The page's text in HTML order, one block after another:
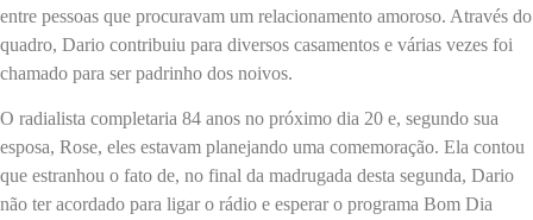
entre pessoas que procuravam um relacionamento amoroso. Através do
quadro, Dario contribuiu para diversos casamentos e várias vezes foi
chamado para ser padrinho dos noivos.
O radialista completaria 84 anos no próximo dia 20 e, segundo sua
esposa, Rose, eles estavam planejando uma comemoração. Ela contou
que estranhou o fato de, no final da madrugada desta segunda, Dario
não ter acordado para ligar o rádio e esperar o programa Bom Dia